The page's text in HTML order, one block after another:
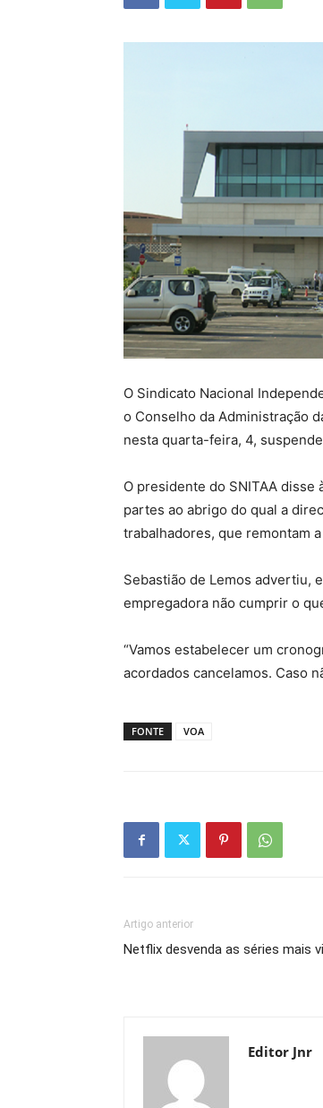
O Sindicato Nacional
o Conselho da Administração
nesta quarta-feira, 4,
O presidente do SNITAA disse
partes ao abrigo do qual a
trabalhadores, que remontam
Sebastião de Lemos advertiu,
empregadora não cumprir o
“Vamos estabelecer um
acordados cancelamos. Caso
FONTE VOA
Artigo anterior
Netflix desvenda as séries mais
Editor Jnr